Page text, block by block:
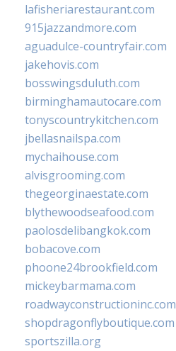
lafisheriarestaurant.com
915jazzandmore.com
aguadulce-countryfair.com
jakehovis.com
bosswingsduluth.com
birminghamautocare.com
tonyscountrykitchen.com
jbellasnailspa.com
mychaihouse.com
alvisgrooming.com
thegeorginaestate.com
blythewoodseafood.com
paolosdelibangkok.com
bobacove.com
phoone24brookfield.com
mickeybarmama.com
roadwayconstructioninc.com
shopdragonflyboutique.com
sportszilla.org